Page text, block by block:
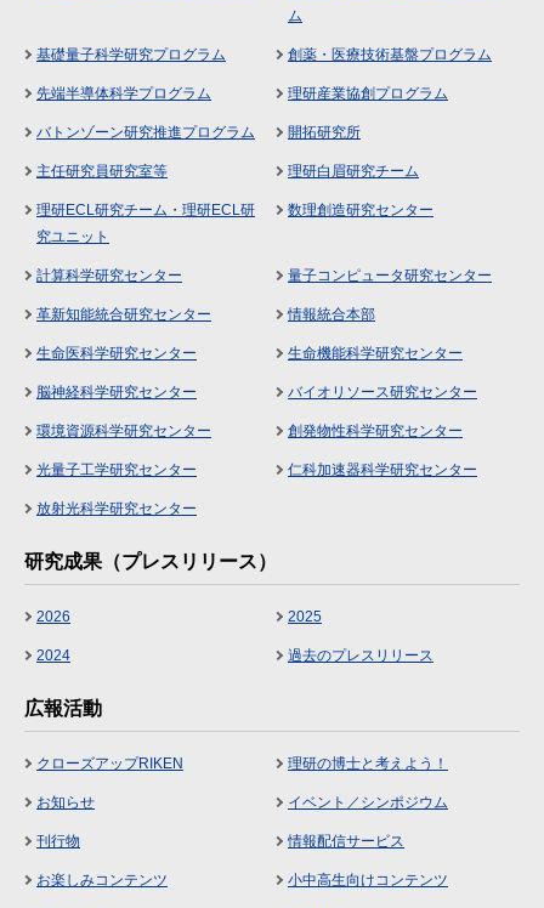
ム
基礎量子科学研究プログラム 創薬・医療技術基盤プログラム
先端半導体科学プログラム 理研産業協創プログラム
バトンゾーン研究推進プログラム 開拓研究所
主任研究員研究室等 理研白眉研究チーム
理研ECL研究チーム・理研ECL研
究ユニット
数理創造研究センター
計算科学研究センター 量子コンピュータ研究センター
革新知能統合研究センター 情報統合本部
生命医科学研究センター 生命機能科学研究センター
脳神経科学研究センター バイオリソース研究センター
環境資源科学研究センター 創発物性科学研究センター
光量子工学研究センター 仁科加速器科学研究センター
放射光科学研究センター
研究成果（プレスリリース）
2026 2025
2024 過去のプレスリリース
広報活動
クローズアップRIKEN 理研の博士と考えよう！
お知らせ イベント／シンポジウム
刊行物 情報配信サービス
お楽しみコンテンツ 小中高生向けコンテンツ